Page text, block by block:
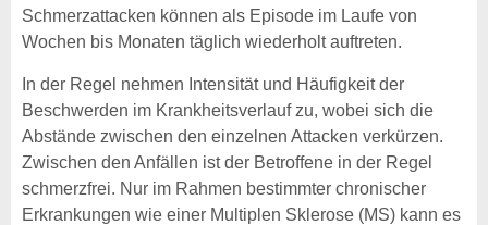
Schmerzattacken können als Episode im Laufe von
Wochen bis Monaten täglich wiederholt auftreten.
In der Regel nehmen Intensität und Häufigkeit der
Beschwerden im Krankheitsverlauf zu, wobei sich die
Abstände zwischen den einzelnen Attacken verkürzen.
Zwischen den Anfällen ist der Betroffene in der Regel
schmerzfrei. Nur im Rahmen bestimmter chronischer
Erkrankungen wie einer Multiplen Sklerose (MS) kann es